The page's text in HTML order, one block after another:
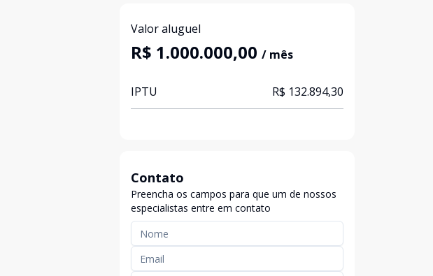
Valor aluguel
R$ 1.000.000,00 / mês
IPTU R$ 132.894,30
Contato
Preencha os campos para que um de nossos
especialistas entre em contato